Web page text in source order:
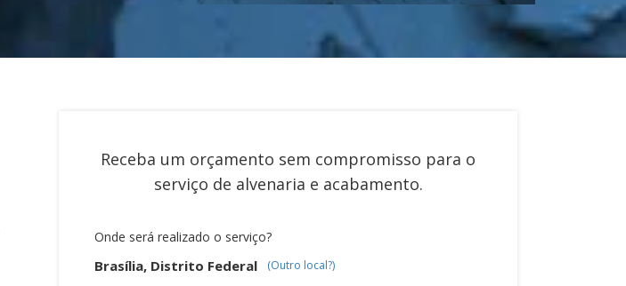
Receba um orçamento sem compromisso para o
serviço de alvenaria e acabamento.
Onde será realizado o serviço?
Brasília, Distrito Federal (Outro local?)